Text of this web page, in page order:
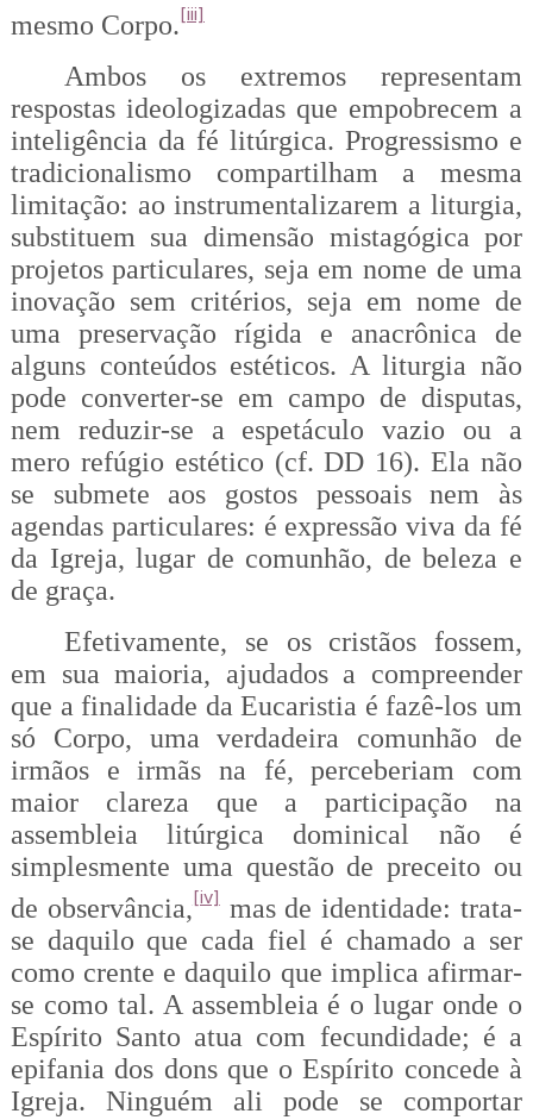
mesmo Corpo.[iii]
Ambos os extremos representam
respostas ideologizadas que empobrecem a
inteligência da fé litúrgica. Progressismo e
tradicionalismo compartilham a mesma
limitação: ao instrumentalizarem a liturgia,
substituem sua dimensão mistagógica por
projetos particulares, seja em nome de uma
inovação sem critérios, seja em nome de
uma preservação rígida e anacrônica de
alguns conteúdos estéticos. A liturgia não
pode converter-se em campo de disputas,
nem reduzir-se a espetáculo vazio ou a
mero refúgio estético (cf. DD 16). Ela não
se submete aos gostos pessoais nem às
agendas particulares: é expressão viva da fé
da Igreja, lugar de comunhão, de beleza e
de graça.
Efetivamente, se os cristãos fossem,
em sua maioria, ajudados a compreender
que a finalidade da Eucaristia é fazê-los um
só Corpo, uma verdadeira comunhão de
irmãos e irmãs na fé, perceberiam com
maior clareza que a participação na
assembleia litúrgica dominical não é
simplesmente uma questão de preceito ou
de observância,[iv]mas de identidade: trata-
se daquilo que cada fiel é chamado a ser
como crente e daquilo que implica afirmar-
se como tal. A assembleia é o lugar onde o
Espírito Santo atua com fecundidade; é a
epifania dos dons que o Espírito concede à
Igreja. Ninguém ali pode se comportar